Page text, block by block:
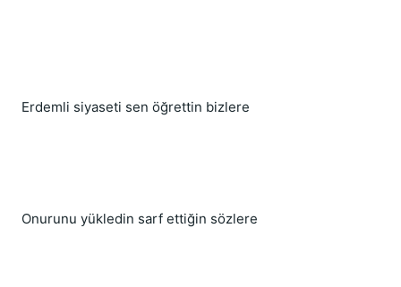
Erdemli siyaseti sen öğrettin bizlere
Onurunu yükledin sarf ettiğin sözlere